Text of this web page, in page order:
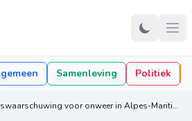
Samenleving Politiek
Weerswaarschuwing voor onweer in Alpes-Maritimes op maandag 18 mei 2026